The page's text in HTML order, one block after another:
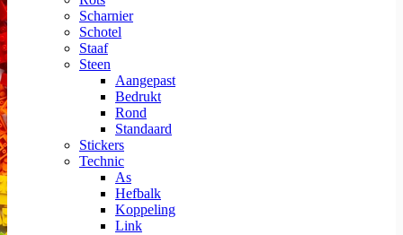
Scharnier
Schotel
Staaf
Steen
Aangepast
Bedrukt
Rond
Standaard
Stickers
Technic
As
Hefbalk
Koppeling
Link